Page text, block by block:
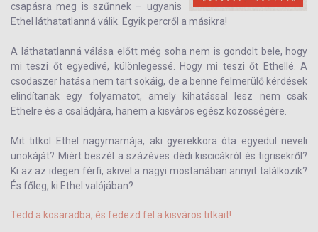
csapásra meg is szűnnek – ugyanis
Ethel láthatatlanná válik. Egyik percről a másikra!
A láthatatlanná válása előtt még soha nem is gondolt bele, hogy
mi teszi őt egyedivé, különlegessé. Hogy mi teszi őt Ethellé. A
csodaszer hatása nem tart sokáig, de a benne felmerülő kérdések
elindítanak egy folyamatot, amely kihatással lesz nem csak
Ethelre és a családjára, hanem a kisváros egész közösségére.
Mit titkol Ethel nagymamája, aki gyerekkora óta egyedül neveli
unokáját? Miért beszél a százéves dédi kiscicákról és tigrisekről?
Ki az az idegen férfi, akivel a nagyi mostanában annyit találkozik?
És főleg, ki Ethel valójában?
Tedd a kosaradba, és fedezd fel a kisváros titkait!